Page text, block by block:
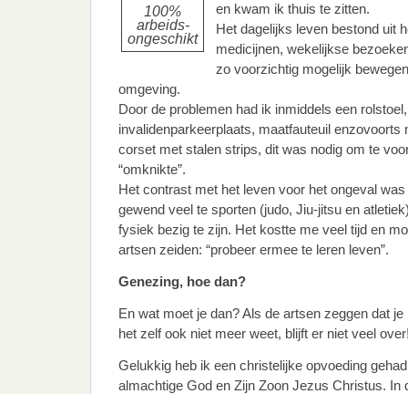
100%
arbeids-
ongeschikt
en kwam ik thuis te zitten.
Het dagelijks leven bestond uit
medicijnen, wekelijkse
zo voorzichtig mogelijk
omgeving.
Door de problemen had ik inmiddels een
invalidenparkeerplaats, maatfauteuil enzovoorts
corset met stalen strips, dit was nodig om te
“omknikte”.
Het contrast met het leven voor het ongeval
gewend veel te sporten (judo, Jiu-jitsu en
fysiek bezig te zijn. Het kostte me veel tijd en
artsen zeiden: “probeer ermee te leren leven”.
Genezing, hoe dan?
En wat moet je dan? Als de artsen zeggen dat
het zelf ook niet meer weet, blijft er niet veel
Gelukkig heb ik een christelijke opvoeding
almachtige God en Zijn Zoon Jezus Christus. In